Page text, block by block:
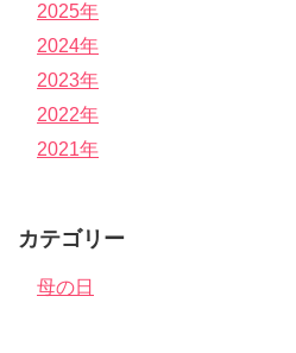
2025年
2024年
2023年
2022年
2021年
カテゴリー
母の日